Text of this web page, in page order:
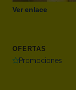
Ver enlace
OFERTAS
Promociones